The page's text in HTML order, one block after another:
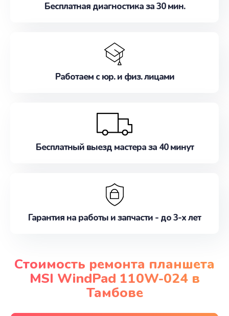
Бесплатная диагностика за 30 мин.
Работаем с юр. и физ. лицами
Бесплатный выезд мастера за 40 минут
Гарантия на работы и запчасти - до 3-х лет
Стоимость ремонта планшета
MSI WindPad 110W-024 в
Тамбове